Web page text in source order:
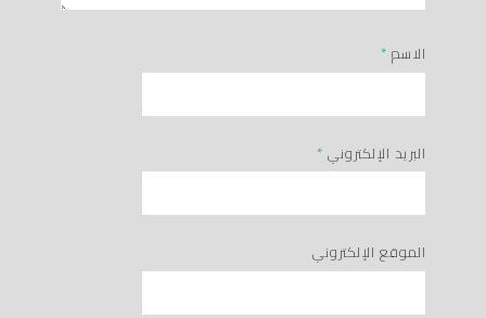
الاسم *
البريد الإلكتروني *
الموقع الإلكتروني